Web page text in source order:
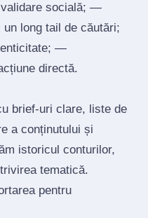
validare socială; —
long tail de căutări;
—
directă.
brief‑uri clare, liste de
a conținutului și
istoricul conturilor,
tematică.
pentru